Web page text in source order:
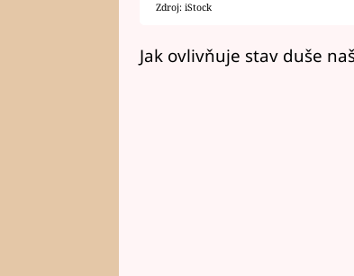
Zdroj: iStock
Jak ovlivňuje stav duše